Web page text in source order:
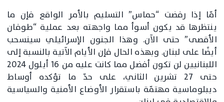
أمّا إذا رفضت “حماس” التسليم بالأمر الواقع فإن ما
ينتظرها قد يكون أسوأ مما واجهته بعد عملية “طوفان
الأقصى” حتى الآن. وهذا الجنون الإسرائيلي سينسحب
أيضًا على لبنان. وبهذه الحال فإن الأيام الآتية بالنسبة إلى
اللبنانيين لن تكون أفضل مما كانت عليه من 16 أيلول 2024
حتى 27 تشرين الثاني، على حدّ ما تؤكده أوساط
ديبلوماسية مهتمّة باستقرار الأوضاع الأمنية والسياسية